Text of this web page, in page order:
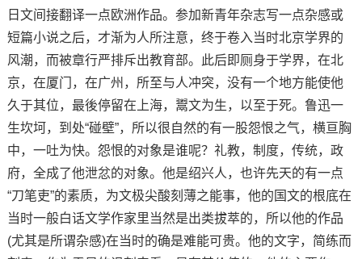
日文间接翻译一点欧洲作品。参加新青年杂志写一点杂感或
短篇小说之后，才渐为人所注意，终于卷入当时北京学界的
风潮，而被章行严排斥出教育部。此后即厕身于学界，在北
京，在厦门，在广州，所至与人冲突，没有一个地方能使他
久于其位，最後停留在上海，鬻文为生，以至于死。鲁迅一
生坎坷，到处“碰壁”，所以很自然的有一股怨恨之气，横亘胸
中，一吐为快。怨恨的对象是谁呢？礼教，制度，传统，政
府，全成了他泄忿的对象。他是绍兴人，也许先天的有一点
“刀笔吏”的素质，为文极尖酸刻薄之能事，他的国文的根底在
当时一般白话文学作家里当然是出类拔萃的，所以他的作品
(尤其是所谓杂感)在当时的确是难能可贵。他的文字，简练而